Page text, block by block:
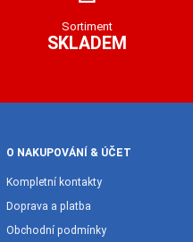
Sortiment
SKLADEM
O NAKUPOVÁNÍ & ÚČET
Kompletní kontakty
Doprava a platba
Obchodní podmínky